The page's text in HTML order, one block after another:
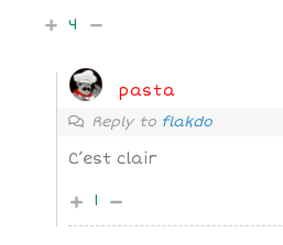
4
pasta
Reply to flakdo
C’est clair
1